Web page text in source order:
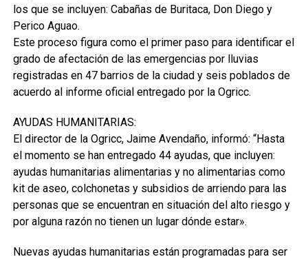
los que se incluyen: Cabañas de Buritaca, Don Diego y
Perico Aguao.
Este proceso figura como el primer paso para identificar el
grado de afectación de las emergencias por lluvias
registradas en 47 barrios de la ciudad y seis poblados de
acuerdo al informe oficial entregado por la Ogricc.
AYUDAS HUMANITARIAS:
El director de la Ogricc, Jaime Avendaño, informó: “Hasta
el momento se han entregado 44 ayudas, que incluyen:
ayudas humanitarias alimentarias y no alimentarias como
kit de aseo, colchonetas y subsidios de arriendo para las
personas que se encuentran en situación del alto riesgo y
por alguna razón no tienen un lugar dónde estar».
Nuevas ayudas humanitarias están programadas para ser